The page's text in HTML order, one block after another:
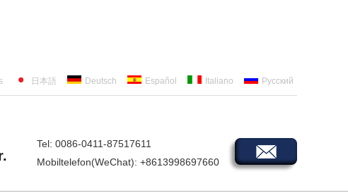
日本語 Deutsch Español Italiano Русский
Tel: 0086-0411-87517611
Mobiltelefon(WeChat): +8613998697660